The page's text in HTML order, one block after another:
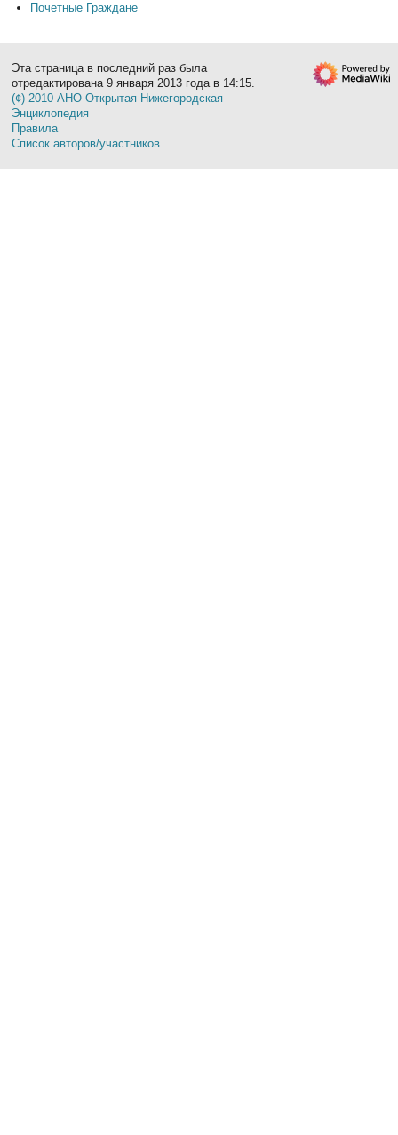
Почетные Граждане
Эта страница в последний раз была
отредактирована 9 января 2013 года в 14:15.
(¢) 2010 АНО Открытая Нижегородская
Энциклопедия
Правила
Список авторов/участников